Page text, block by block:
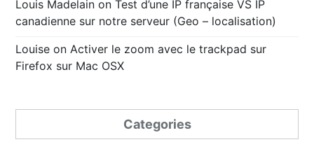
Louis Madelain onTest d’une IP française VS IP
canadienne sur notre serveur (Geo – localisation)
Louise on Activer le zoom avec le trackpad sur
Firefox sur Mac OSX
Categories